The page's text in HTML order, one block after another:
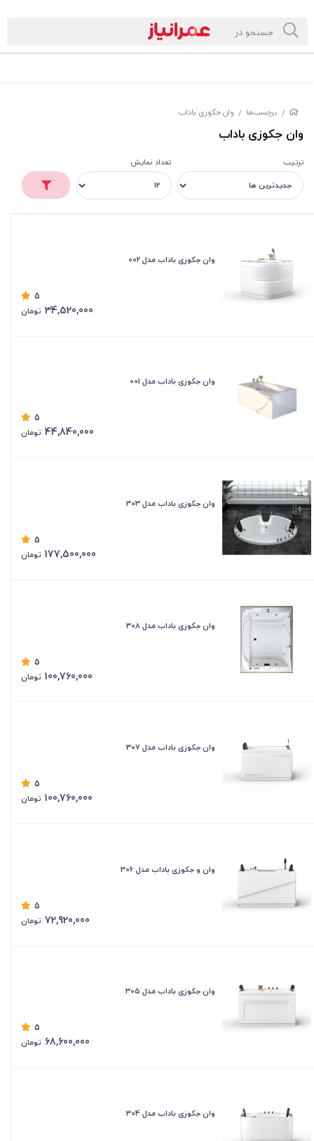
/ برچسب‌ها / وان جکوزی باداب
وان جکوزی باداب
ترتیب تعداد نمایش
وان جکوزی باداب مدل 002
5
34,520,000 تومان
وان جکوزی باداب مدل 001
5
44,840,000 تومان
وان جکوزی باداب مدل 303
5
177,500,000 تومان
وان جکوزی باداب مدل 308
5
100,760,000 تومان
وان جکوزی باداب مدل 307
5
100,760,000 تومان
وان و جکوزی باداب مدل 306
5
72,920,000 تومان
وان جکوزی باداب مدل 305
5
68,600,000 تومان
وان جکوزی باداب مدل 304